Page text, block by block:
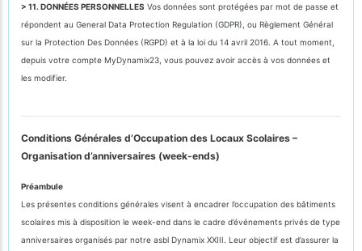
> 11. DONNÉES PERSONNELLES Vos données sont protégées par mot de passe et
répondent au General Data Protection Regulation (GDPR), ou Règlement Général
sur la Protection Des Données (RGPD) et à la loi du 14 avril 2016. A tout moment,
depuis votre compte MyDynamix23, vous pouvez avoir accès à vos données et
les modifier.
Conditions Générales d’Occupation des Locaux Scolaires –
Organisation d’anniversaires (week-ends)
Préambule
Les présentes conditions générales visent à encadrer l’occupation des bâtiments
scolaires mis à disposition le week-end dans le cadre d’événements privés de type
anniversaires organisés par notre asbl Dynamix XXIII. Leur objectif est d’assurer la